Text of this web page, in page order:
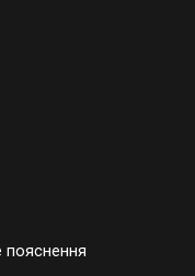
пояснення